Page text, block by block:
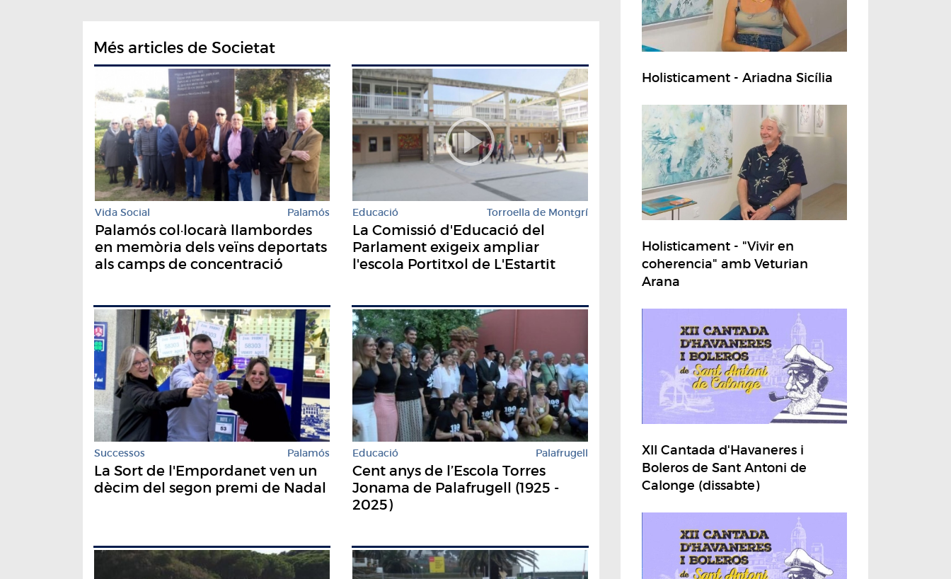
Més articles de Societat
Vida Social Palamós
Palamós col·locarà llambordes
en memòria dels veïns deportats
als camps de concentració
Educació Torroella de Montgrí
La Comissió d'Educació del
Parlament exigeix ampliar
l'escola Portitxol de L'Estartit
Successos Palamós
La Sort de l'Empordanet ven un
dècim del segon premi de Nadal
Educació Palafrugell
Cent anys de l’Escola Torres
Jonama de Palafrugell (1925 -
2025)
Holisticament - Ariadna Sicília
Holisticament - "Vivir en
coherencia" amb Veturian
Arana
XII Cantada d'Havaneres i
Boleros de Sant Antoni de
Calonge (dissabte)